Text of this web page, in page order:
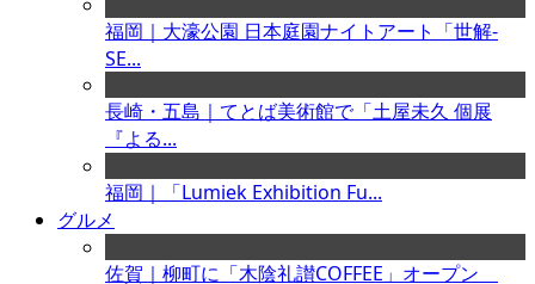
福岡｜大濠公園 日本庭園ナイトアート「世解-
SE...
長崎・五島｜てとば美術館で「土屋未久 個展
『よる...
福岡｜「Lumiek Exhibition Fu...
グルメ
佐賀｜柳町に「木陰礼讃COFFEE」オープン